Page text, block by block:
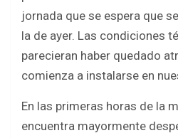
b
o
o
k
er s
A
p
p
e
jornada que se espera que
la de ayer. Las condiciones
parecieran haber quedado
comienza a instalarse en
En las primeras horas de la
encuentra mayormente